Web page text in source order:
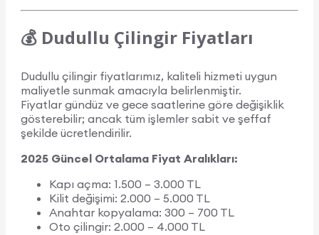
💰 Dudullu Çilingir Fiyatları
Dudullu çilingir fiyatlarımız, kaliteli hizmeti uygun
maliyetle sunmak amacıyla belirlenmiştir.
Fiyatlar gündüz ve gece saatlerine göre değişiklik
gösterebilir; ancak tüm işlemler sabit ve şeffaf
şekilde ücretlendirilir.
2025 Güncel Ortalama Fiyat Aralıkları:
Kapı açma: 1.500 – 3.000 TL
Kilit değişimi: 2.000 – 5.000 TL
Anahtar kopyalama: 300 – 700 TL
Oto çilingir: 2.000 – 4.000 TL